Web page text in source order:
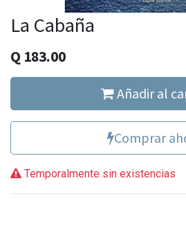
La Cabaña
Q 183.00
Añadir al
Comprar
Temporalmente sin existencias